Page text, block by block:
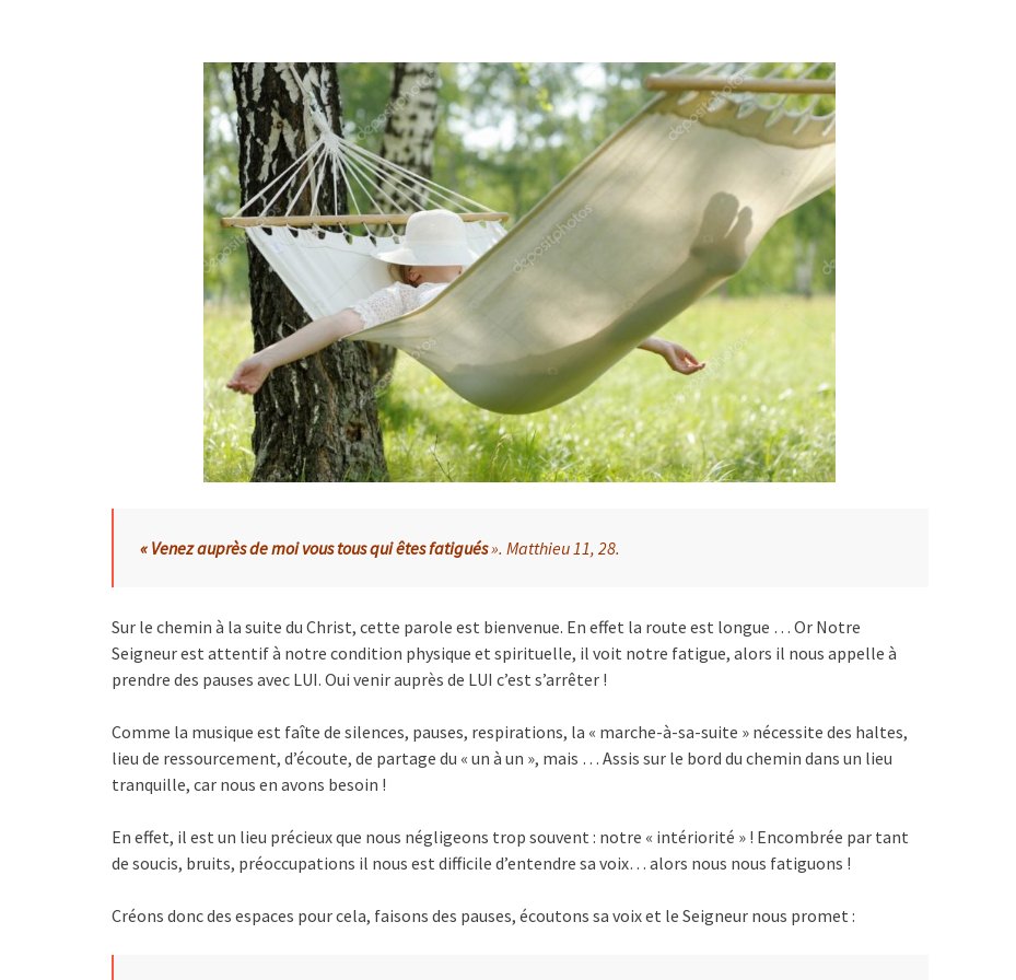
« Venez auprès de moi vous tous qui êtes fatigués». Matthieu 11, 28.
Sur le chemin à la suite du Christ, cette parole est bienvenue. En effet la route est longue … Or Notre
Seigneur est attentif à notre condition physique et spirituelle, il voit notre fatigue, alors il nous appelle à
prendre des pauses avec LUI. Oui venir auprès de LUI c’est s’arrêter !
Comme la musique est faîte de silences, pauses, respirations, la « marche-à-sa-suite » nécessite des haltes,
lieu de ressourcement, d’écoute, de partage du « un à un », mais … Assis sur le bord du chemin dans un lieu
tranquille, car nous en avons besoin !
En effet, il est un lieu précieux que nous négligeons trop souvent : notre « intériorité » ! Encombrée par tant
de soucis, bruits, préoccupations il nous est difficile d’entendre sa voix… alors nous nous fatiguons !
Créons donc des espaces pour cela, faisons des pauses, écoutons sa voix et le Seigneur nous promet :